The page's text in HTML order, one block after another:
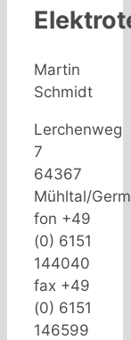
Martin
Schmidt
Lerchenweg
7
64367
Mühltal/
fon +49
(0) 6151
144040
fax +49
(0) 6151
146599